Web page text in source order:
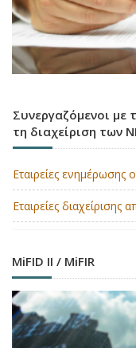
Συνεργαζόμενοι με
τη διαχείριση των
Εταιρείες ενημέρωσης
Εταιρείες διαχείρισης
MiFID II / MiFIR